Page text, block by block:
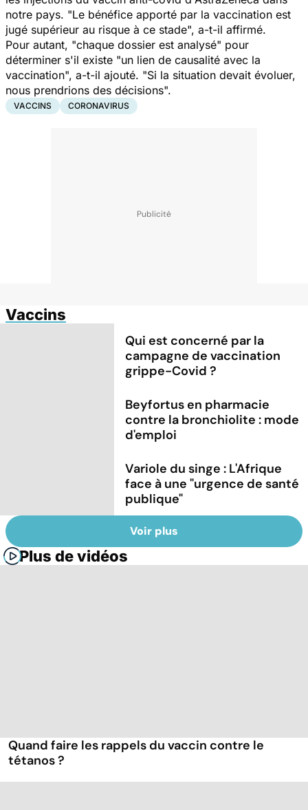
notre pays. "Le bénéfice apporté par la vaccination est
jugé supérieur au risque à ce stade", a-t-il affirmé.
Pour autant, "chaque dossier est analysé" pour
déterminer s'il existe "un lien de causalité avec la
vaccination", a-t-il ajouté. "Si la situation devait évoluer,
nous prendrions des décisions".
VACCINS CORONAVIRUS
Vaccins
Qui est concerné par la
campagne de vaccination
grippe-Covid ?
Beyfortus en pharmacie
contre la bronchiolite : mode
d'emploi
Variole du singe : L'Afrique
face à une "urgence de santé
publique"
Voir plus
Plus de vidéos
Quand faire les rappels du vaccin contre le
tétanos ?